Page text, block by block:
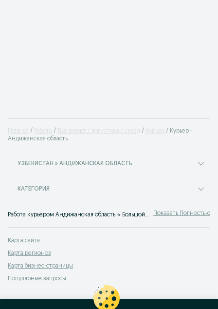
Главная Работа Транспорт / логистика / склад Курьер
Курьер -
Андижанская область
УЗБЕКИСТАН » АНДИЖАНСКАЯ ОБЛАСТЬ
КАТЕГОРИЯ
Работа курьером Андижанская область ⭐ Большой выбор вакансий курьера ✔️ подработка ✔️на личном авто ✔️ в службе доставки ⮞⮞ OLX.uz Андижанская область Показать Полностью
Карта сайта
Карта регионов
Карта бизнес-страницы
Популярные запросы